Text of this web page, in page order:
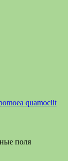
quamoclit
поля